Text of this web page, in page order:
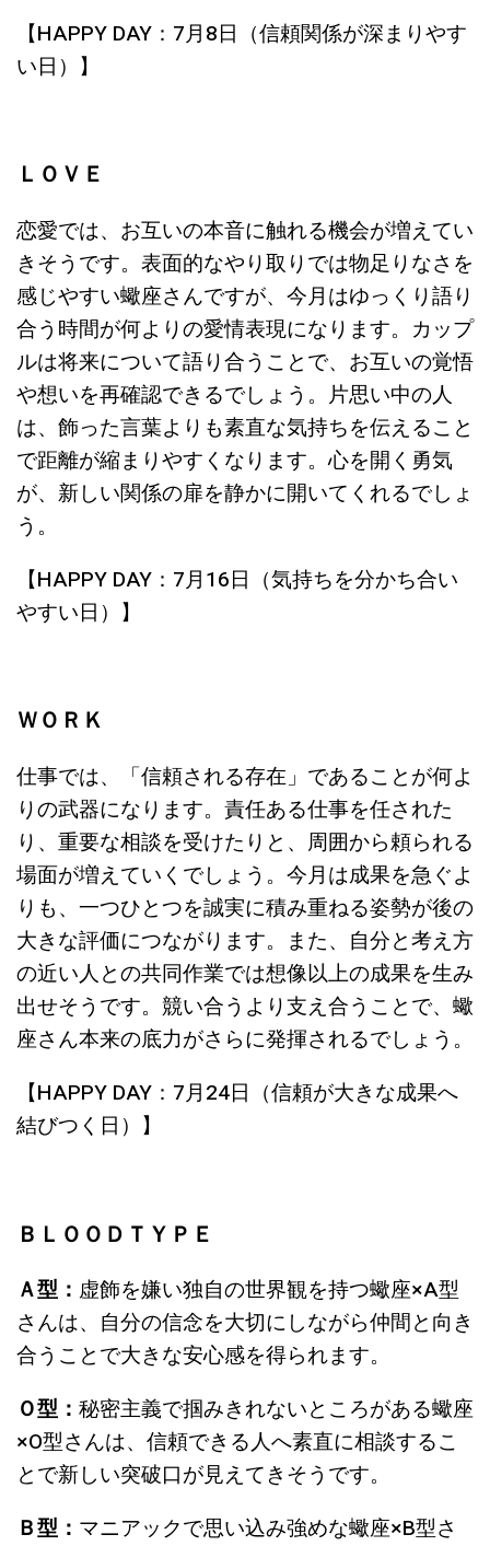
【HAPPY DAY：7月8日（信頼関係が深まりやす
い日）】
ＬＯＶＥ
恋愛では、お互いの本音に触れる機会が増えてい
きそうです。表面的なやり取りでは物足りなさを
感じやすい蠍座さんですが、今月はゆっくり語り
合う時間が何よりの愛情表現になります。カップ
ルは将来について語り合うことで、お互いの覚悟
や想いを再確認できるでしょう。片思い中の人
は、飾った言葉よりも素直な気持ちを伝えること
で距離が縮まりやすくなります。心を開く勇気
が、新しい関係の扉を静かに開いてくれるでしょ
う。
【HAPPY DAY：7月16日（気持ちを分かち合い
やすい日）】
ＷＯＲＫ
仕事では、「信頼される存在」であることが何よ
りの武器になります。責任ある仕事を任された
り、重要な相談を受けたりと、周囲から頼られる
場面が増えていくでしょう。今月は成果を急ぐよ
りも、一つひとつを誠実に積み重ねる姿勢が後の
大きな評価につながります。また、自分と考え方
の近い人との共同作業では想像以上の成果を生み
出せそうです。競い合うより支え合うことで、蠍
座さん本来の底力がさらに発揮されるでしょう。
【HAPPY DAY：7月24日（信頼が大きな成果へ
結びつく日）】
ＢＬＯＯＤＴＹＰＥ
Ａ型： 虚飾を嫌い独自の世界観を持つ蠍座×A型
さんは、 自分の信念を大切にしながら仲間と向き
合うことで大きな安心感を得られます。
Ｏ型： 秘密主義で掴みきれないところがある蠍座
×O型さんは、 信頼できる人へ素直に相談するこ
とで新しい突破口が見えてきそうです。
Ｂ型： マニアックで思い込み強めな蠍座×B型さ